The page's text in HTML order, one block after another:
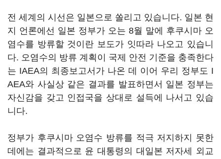
전 세계의 시선은 일본으로 쏠리고 있습니다. 일본 현
지 언론에선 일본 정부가 오는 8월 말에 후쿠시마 오
염수를 방류할 것이란 보도가 잇따라 나오고 있습니
다. 오염수의 방류 계획이 국제 안전 기준을 충족한다
는 IAEA의 최종보고서가 나온 데 이어 우리 정부도 I
AEA와 사실상 같은 결과를 발표하면서 일본 정부는
자신감을 갖고 인접국을 상대로 설득에 나서고 있습
니다.
정부가 후쿠시마 오염수 방류를 적극 저지하지 못한
데에는 결과적으로 윤 대통령의 대일본 저자세 외교